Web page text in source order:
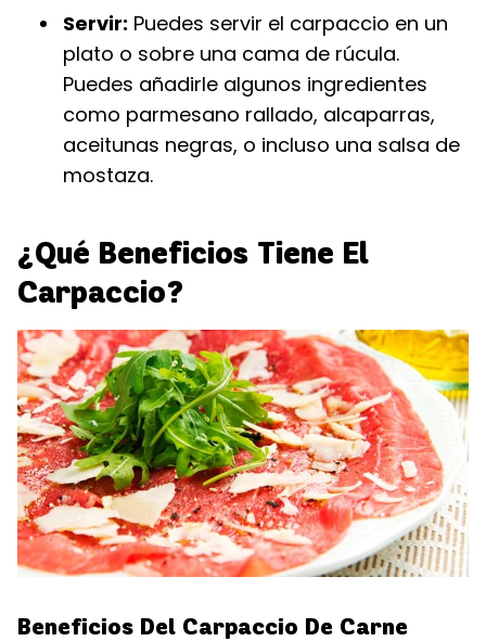
Servir: Puedes servir el carpaccio en un
plato o sobre una cama de rúcula.
Puedes añadirle algunos ingredientes
como parmesano rallado, alcaparras,
aceitunas negras, o incluso una salsa de
mostaza.
¿Qué Beneficios Tiene El
Carpaccio?
Beneficios Del Carpaccio De Carne